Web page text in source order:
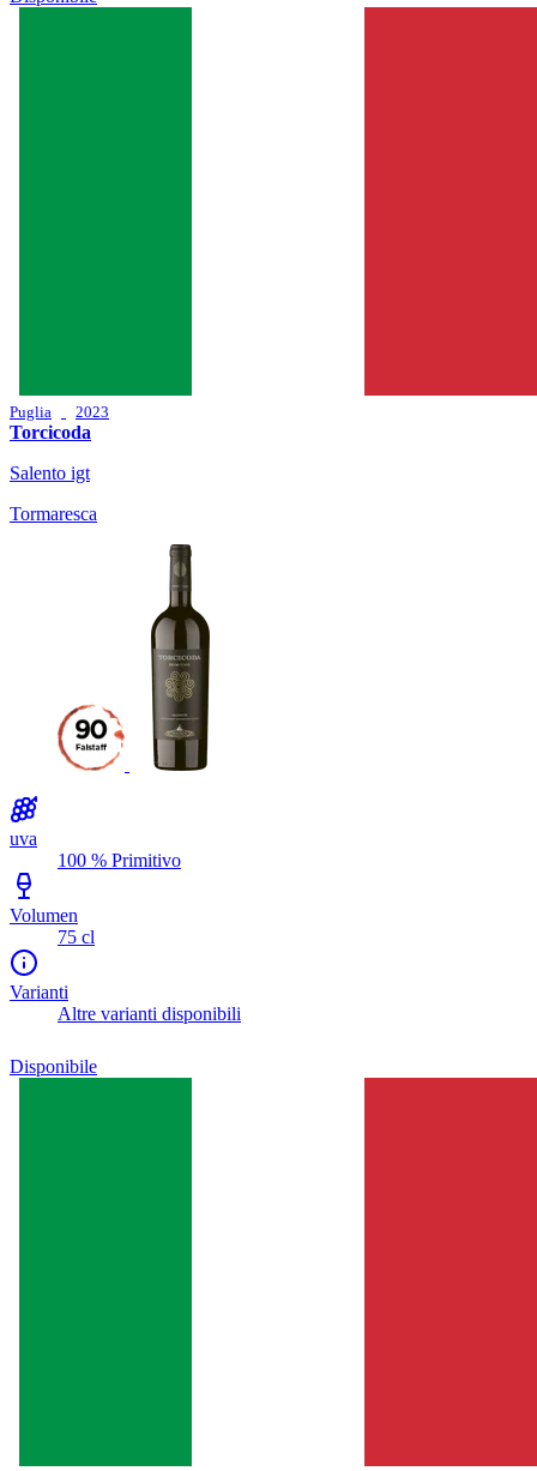
Puglia 2023
Torcicoda
Salento igt
Tormaresca
uva
100 % Primitivo
Volumen
75 cl
Varianti
Altre varianti disponibili
Disponibile